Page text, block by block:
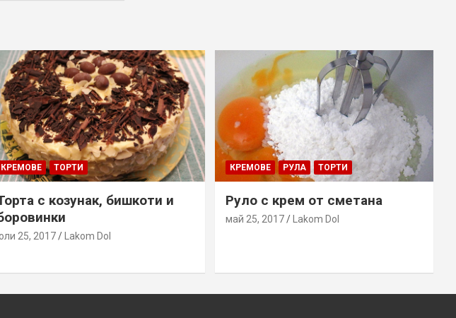
КРЕМОВЕ ТОРТИ
с козунак, бишкоти и
25, 2017 Lakom Dol
КРЕМОВЕ РУЛА ТОРТИ
Руло с крем от сметана
май 25, 2017 Lakom Dol